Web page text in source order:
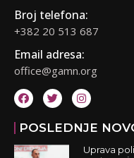
Broj telefona:
+382 20 513 687
Email adresa:
office@gamn.org
POSLEDNJE
Uprava